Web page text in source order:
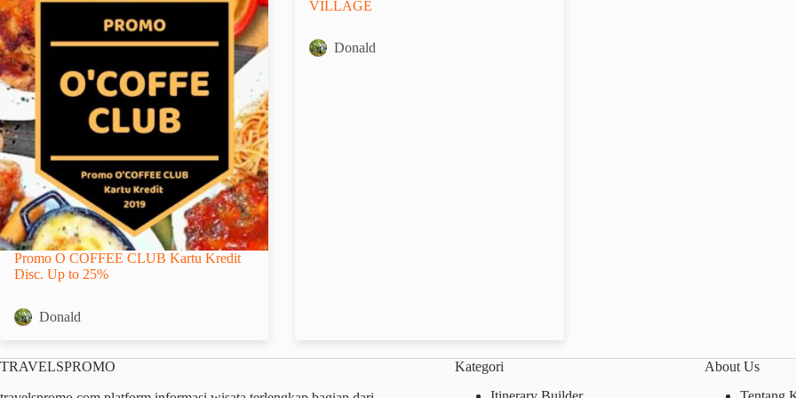
Promo O COFFEE CLUB Kartu Kredit
Disc. Up to 25%
Donald
VILLAGE
Donald
TRAVELSPROMO
Kategori
About Us